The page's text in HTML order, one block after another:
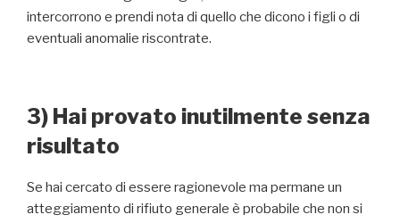
intercorrono e prendi nota di quello che dicono i figli o di
eventuali anomalie riscontrate.
3) Hai provato inutilmente senza
risultato
Se hai cercato di essere ragionevole ma permane un
atteggiamento di rifiuto generale è probabile che non si